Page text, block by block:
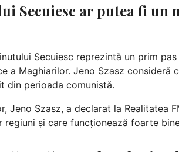
Secuiesc ar putea fi un
Secuiesc reprezintă un prim
a Maghiarilor. Jeno Szasz consideră
din perioada comunistă.
Jeno Szasz, a declarat la Realitatea
și care funcționează foarte